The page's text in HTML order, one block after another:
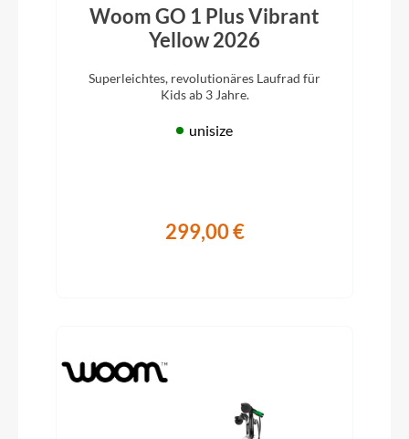
Woom GO 1 Plus Vibrant
Yellow 2026
Superleichtes, revolutionäres Laufrad für
Kids ab 3 Jahre.
unisize
299,00 €